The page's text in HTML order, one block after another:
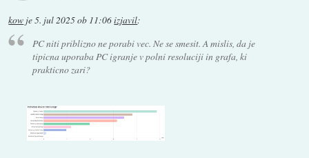
kow je5. jul 2025 ob 11:06izjavil:
PC niti priblizno ne porabi vec. Ne se smesit. A mislis, da je
tipicna uporaba PC igranje v polni resoluciji in grafa, ki
prakticno zari?